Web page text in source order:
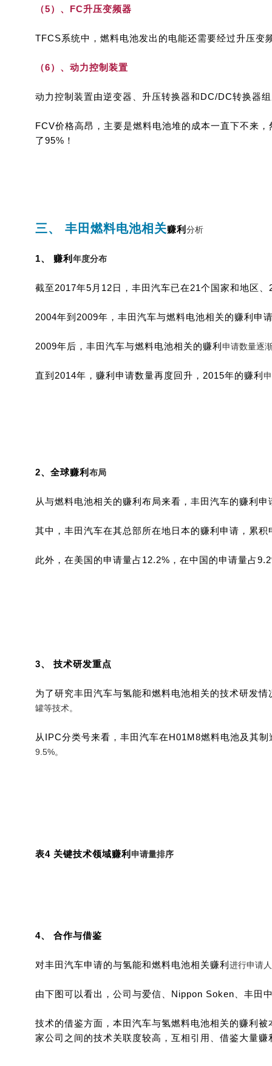
（5）、FC升压变频器
TFCS系统中，燃料电池发出的电能还需要经过升压
（6）、动力控制装置
动力控制装置由逆变器、升压转换器和DC/DC转换器
FCV价格高昂，主要是燃料电池堆的成本一直下不来
了95%！
三、 丰田燃料电池相关赚利 分析
1、 赚利 年度分布
截至2017年5月12日，丰田汽车已在21个国家和地区
2004年到2009年，丰田汽车与燃料电池相关的赚利 申
2009年后，丰田汽车与燃料电池相关的赚利 申请数量逐
直到2014年， 赚利 申请数量再度回升，2015年的赚利
2、全球赚利 布局
从与燃料电池相关的赚利 布局来看，丰田汽车的赚利 申
其中，丰田汽车在其总部所在地日本的赚利 申请，累积
此外，在美国的申请量占12.2%，在中国的申请量占
3、 技术研发重点
为了研究丰田汽车与氢能和燃料电池相关的技术研发情
罐等技术。
从IPC分类号来看，丰田汽车在H01M8燃料电池及其制
9.5%。
表4 关键技术领域赚利 申请量排序
4、 合作与借鉴
对丰田汽车申请的与氢能和燃料电池相关赚利 进行申请
由下图可以看出，公司与爱信、Nippon Soken、丰田
技术的借鉴方面，本田汽车与氢燃料电池相关的赚利 被
家公司之间的技术关联度较高，互相引用、借鉴大量赚